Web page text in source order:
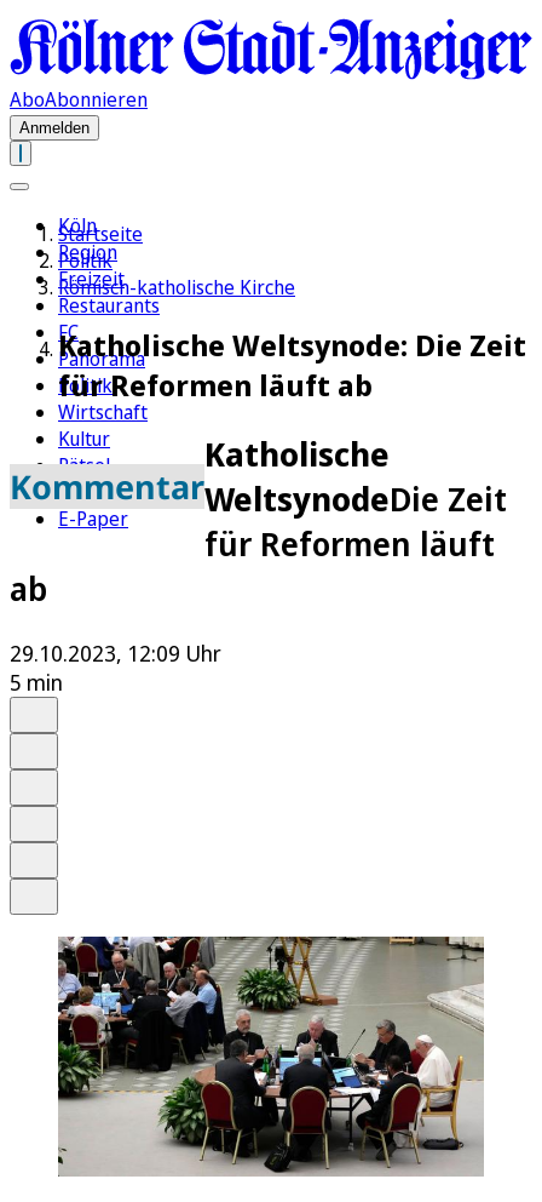
AboAbonnieren
Anmelden
Köln
Region
Freizeit
Restaurants
FC
Panorama
Politik
Wirtschaft
Kultur
Rätsel
Newsletter
E-Paper
Startseite
Politik
Römisch-katholische Kirche
Katholische Weltsynode: Die Zeit
für Reformen läuft ab
Kommentar
Katholische
WeltsynodeDie Zeit
für Reformen läuft
ab
29.10.2023, 12:09 Uhr
5 min